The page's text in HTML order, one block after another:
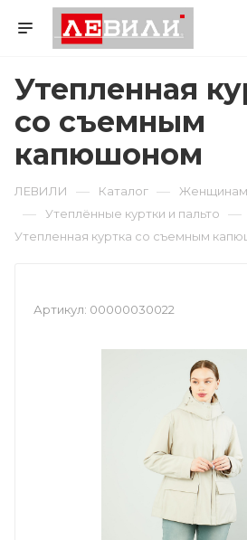
Утепленная
со съемным
капюшоном
ЛЕВИЛИ — Каталог — Женщинам
— Утеплённые куртки и пальто —
Утепленная куртка со съемным
Артикул: 00000030022